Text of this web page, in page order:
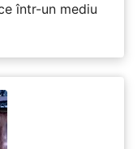
într-un mediu